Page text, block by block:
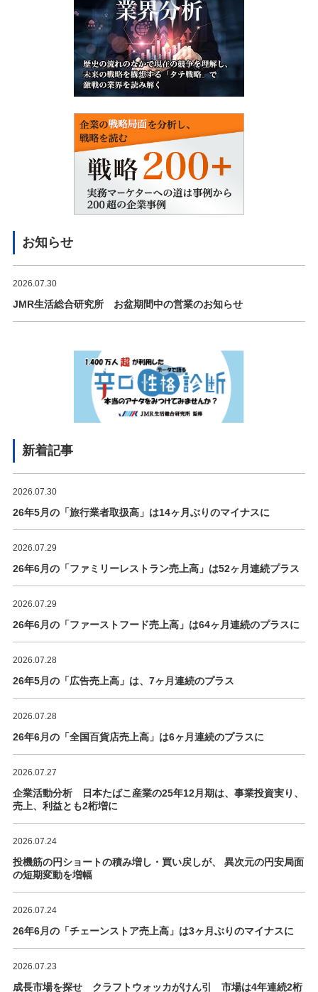
お知らせ
2026.07.30
JMR生活総合研究所 お盆期間中の営業のお知らせ
新着記事
2026.07.30
26年5月の「旅行業者取扱高」は14ヶ月ぶりのマイナスに
2026.07.29
26年6月の「ファミリーレストラン売上高」は52ヶ月連続プラス
2026.07.29
26年6月の「ファーストフード売上高」は64ヶ月連続のプラスに
2026.07.28
26年5月の「広告売上高」は、7ヶ月連続のプラス
2026.07.28
26年6月の「全国百貨店売上高」は6ヶ月連続のプラスに
2026.07.27
企業活動分析 日本たばこ産業の25年12月期は、事業投資実り、
売上、利益とも2桁増に
2026.07.24
投機筋の円ショートの積み増し・買い戻しが、 異次元の円安局面
の短期変動を増幅
2026.07.24
26年6月の「チェーンストア売上高」は3ヶ月ぶりのマイナスに
2026.07.23
成長市場を探せ クラフトウォッカがけん引 市場は4年連続2桁